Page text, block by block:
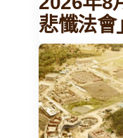
悲懺法會